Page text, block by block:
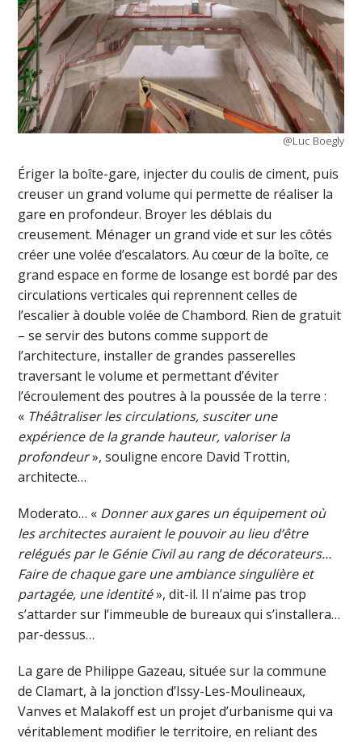
@Luc Boegly
Ériger la boîte-gare, injecter du coulis de ciment, puis
creuser un grand volume qui permette de réaliser la
gare en profondeur. Broyer les déblais du
creusement. Ménager un grand vide et sur les côtés
créer une volée d’escalators. Au cœur de la boîte, ce
grand espace en forme de losange est bordé par des
circulations verticales qui reprennent celles de
l’escalier à double volée de Chambord. Rien de gratuit
– se servir des butons comme support de
l’architecture, installer de grandes passerelles
traversant le volume et permettant d’éviter
l’écroulement des poutres à la poussée de la terre :
« Théâtraliser les circulations, susciter une
expérience de la grande hauteur, valoriser la
profondeur», souligne encore David Trottin,
architecte…
Moderato… « Donner aux gares un équipement où
les architectes auraient le pouvoir au lieu d’être
relégués par le Génie Civil au rang de décorateurs…
Faire de chaque gare une ambiance singulière et
partagée, une identité», dit-il. Il n’aime pas trop
s’attarder sur l’immeuble de bureaux qui s’installera…
par-dessus…
La gare de Philippe Gazeau, située sur la commune
de Clamart, à la jonction d’Issy-Les-Moulineaux,
Vanves et Malakoff est un projet d’urbanisme qui va
véritablement modifier le territoire, en reliant des